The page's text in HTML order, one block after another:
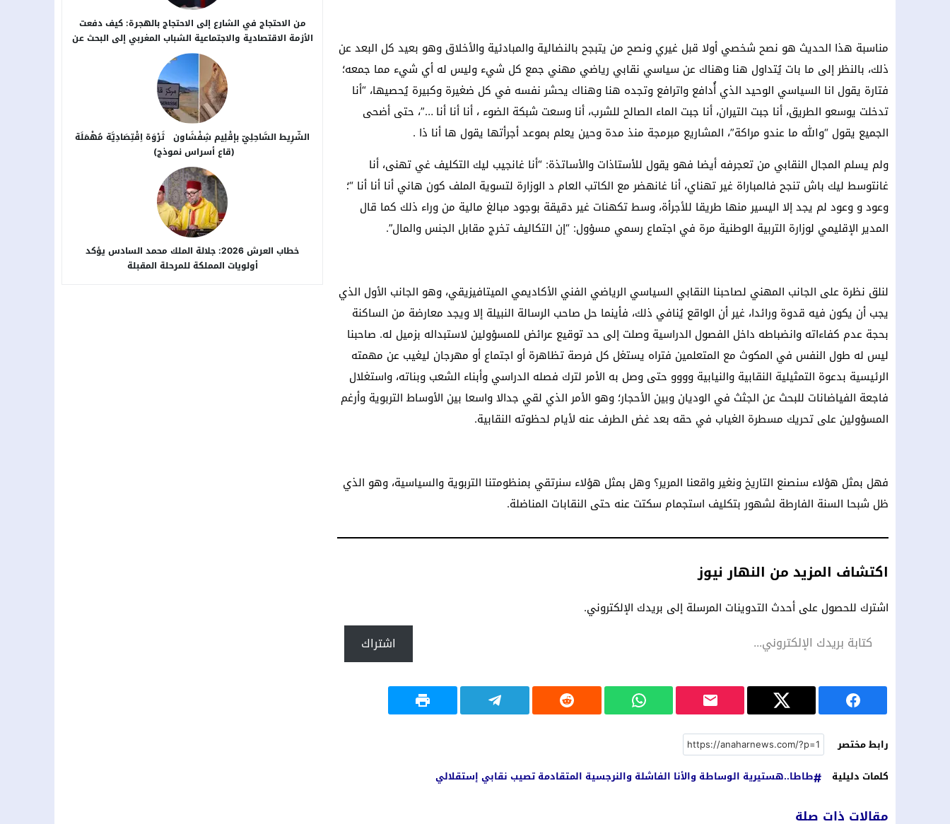
مناسبة هذا الحديث هو نصح شخصي أولا قبل غيري ونصح من يتبجح بالنضالية والمبادئية والأخلاق وهو بعيد كل البعد عن
ذلك، بالنظر إلى ما بات يُتداول هنا وهناك عن سياسي نقابي رياضي مهني جمع كل شيء وليس له أي شيء مما جمعه؛
فتارة يقول انا السياسي الوحيد الذي أُدافع واترافع وتجده هنا وهناك يحشر نفسه في كل ضغيرة وكبيرة يُحصيها، “أنا
تدخلت يوسعو الطريق، أنا جبت التيران، أنا جبت الماء الصالح للشرب، أنا وسعت شبكة الضوء ، أنا أنا أنا …”، حتى أضحى
الجميع يقول “والله ما عندو مراكة”، المشاريع مبرمجة منذ مدة وحين يعلم بموعد أجرأتها يقول ها أنا ذا .
ولم يسلم المجال النقابي من تعجرفه أيضا فهو يقول للأستاذات والأساتذة: “أنا غانجيب ليك التكليف غي تهنى، أنا
غانتوسط ليك باش تنجح فالمباراة غير تهناي، أنا غانهضر مع الكاتب العام د الوزارة لتسوية الملف كون هاني أنا أنا أنا “؛
وعود و وعود لم يجد إلا اليسير منها طريقا للأجرأة، وسط تكهنات غير دقيقة بوجود مبالغ مالية من وراء ذلك كما قال
المدير الإقليمي لوزارة التربية الوطنية مرة في اجتماع رسمي مسؤول: “إن التكاليف تخرج مقابل الجنس والمال”.
لنلق نظرة على الجانب المهني لصاحبنا النقابي السياسي الرياضي الفني الأكاديمي الميتافيزيقي، وهو الجانب الأول الذي
يجب أن يكون فيه قدوة ورائدا، غير أن الواقع يُنافي ذلك، فأينما حل صاحب الرسالة النبيلة إلا ويجد معارضة من الساكنة
بحجة عدم كفاءاته وانضباطه داخل الفصول الدراسية وصلت إلى حد توقيع عرائض للمسؤولين لاستبداله بزميل له. صاحبنا
ليس له طول النفس في المكوث مع المتعلمين فتراه يستغل كل فرصة تظاهرة أو اجتماع أو مهرجان ليغيب عن مهمته
الرئيسية بدعوة التمثيلية النقابية والنيابية وووو حتى وصل به الأمر لترك فصله الدراسي وأبناء الشعب وبناته، واستغلال
فاجعة الفياضانات للبحث عن الجثث في الوديان وبين الأحجار؛ وهو الأمر الذي لقي جدالا واسعا بين الأوساط التربوية وأرغم
المسؤولين على تحريك مسطرة الغياب في حقه بعد غض الطرف عنه لأيام لحظوته النقابية.
فهل بمثل هؤلاء سنصنع التاريخ ونغير واقعنا المرير؟ وهل بمثل هؤلاء سنرتقي بمنظومتنا التربوية والسياسية، وهو الذي
ظل شبحا السنة الفارطة لشهور بتكليف استجمام سكتت عنه حتى النقابات المناضلة.
اكتشاف المزيد من النهار نيوز
اشترك للحصول على أحدث التدوينات المرسلة إلى بريدك الإلكتروني.
اشتراك
رابط مختصر
كلمات دليلية
طاطا..هستيرية الوساطة والأنا الفاشلة والنرجسية المتقادمة تصيب نقابي إستقلالي
مقالات ذات صلة
من الاحتجاج في الشارع إلى الاحتجاج بالهجرة: كيف دفعت
الأزمة الاقتصادية والاجتماعية الشباب المغربي إلى البحث عن
بدائل خارج الوطن؟
الشَّرِيط السَّاحِلِيّ بإقْلِيم شِفْشَاون ثَرْوَة اِقْتِصَادِيَّة مُهْمَلَة
(قاع أسراس نموذج)
خطاب العرش 2026: جلالة الملك محمد السادس يؤكد
أولويات المملكة للمرحلة المقبلة